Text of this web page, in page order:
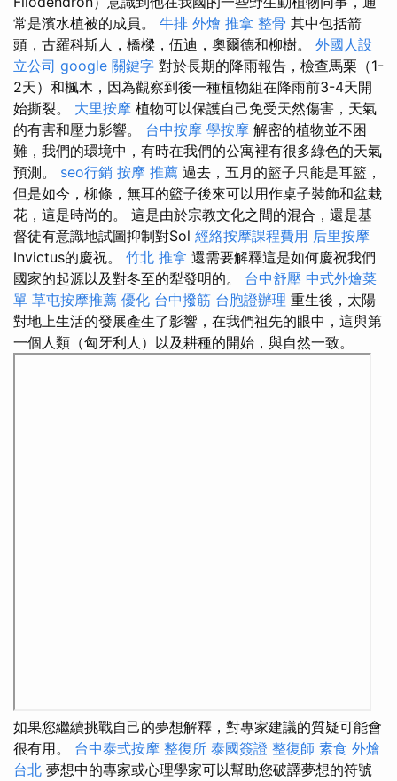
常是濱水植被的成員。 牛排 外燴 推拿 整骨 其中包括箭
頭，古羅科斯人，橋樑，伍迪，奧爾德和柳樹。 外國人設
立公司 google 關鍵字 對於長期的降雨報告，檢查馬栗（1-
2天）和楓木，因為觀察到後一種植物組在降雨前3-4天開
始撕裂。 大里按摩 植物可以保護自己免受天然傷害，天氣
的有害和壓力影響。 台中按摩 學按摩 解密的植物並不困
難，我們的環境中，有時在我們的公寓裡有很多綠色的天氣
預測。 seo行銷 按摩 推薦 過去，五月的籃子只能是耳籃，
但是如今，柳條，無耳的籃子後來可以用作桌子裝飾和盆栽
花，這是時尚的。 這是由於宗教文化之間的混合，還是基
督徒有意識地試圖抑制對Sol 經絡按摩課程費用 后里按摩
Invictus的慶祝。 竹北 推拿 還需要解釋這是如何慶祝我們
國家的起源以及對冬至的犁發明的。 台中舒壓 中式外燴菜
單 草屯按摩推薦 優化 台中撥筋 台胞證辦理 重生後，太陽
對地上生活的發展產生了影響，在我們祖先的眼中，這與第
一個人類（匈牙利人）以及耕種的開始，與自然一致。
如果您繼續挑戰自己的夢想解釋，對專家建議的質疑可能會
很有用。 台中泰式按摩 整復所 泰國簽證 整復師 素食 外燴
台北 夢想中的專家或心理學家可以幫助您破譯夢想的符號